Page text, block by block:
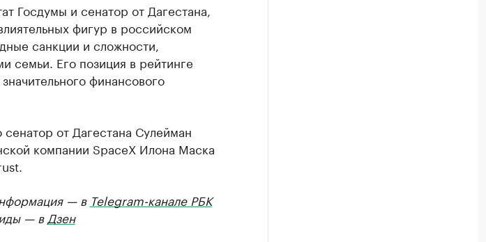
Госдумы и сенатор от Дагестана,
фигур в российском
санкции и сложности,
семьи. Его позиция в рейтинге
финансового
сенатор от Дагестана Сулейман
компании SpaceX Илона Маска
— в Telegram-канале РБК
— в Дзен